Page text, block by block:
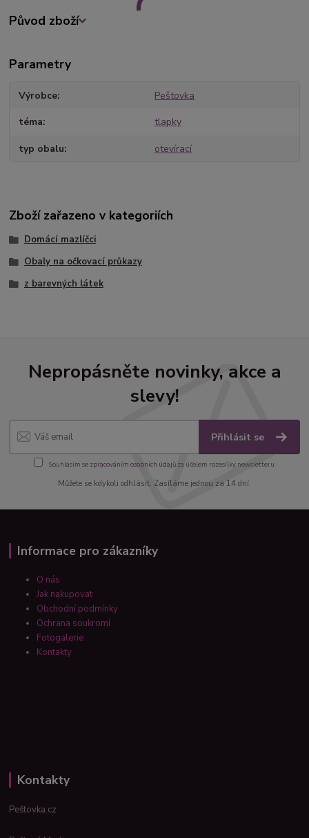
Původ zboží
Parametry
Výrobce Peštovka
téma tlapky
typ obalu otevírací
Zboží zařazeno v kategoriích
Domácí mazlíčci
Obaly na očkovací průkazy
z barevných látek
Nepropásněte novinky, akce a
slevy!
Přihlásit se
Souhlasím se zpracováním osobních údajůza účelem rozesílky newsletteru.
Můžete se kdykoli odhlásit. Zasíláme jednou za 14 dní.
Informace pro zákazníky
O nás
Jak nakupovat
Obchodní podmínky
Ochrana soukromí
Fotogalerie
Kontakty
Kontakty
Peštovka.cz